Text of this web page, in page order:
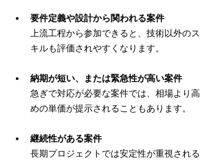
要件定義や設計から関われる案件
上流工程から参加できると、技術以外のス
キルも評価されやすくなります。
納期が短い、または緊急性が高い案件
急ぎで対応が必要な案件では、相場より高
めの単価が提示されることもあります。
継続性がある案件
長期プロジェクトでは安定性が重視される